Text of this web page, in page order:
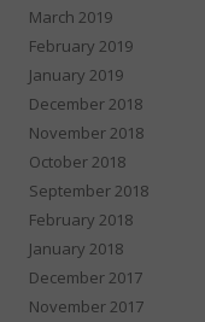
March 2019
February 2019
January 2019
December 2018
November 2018
October 2018
September 2018
February 2018
January 2018
December 2017
November 2017